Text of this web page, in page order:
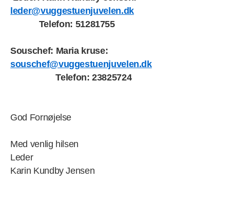
leder@vuggestuenjuvelen.dk
Telefon: 51281755
Souschef: Maria kruse:
souschef@vuggestuenjuvelen.dk
Telefon: 23825724
God Fornøjelse
Med venlig hilsen
Leder
Karin Kundby Jensen